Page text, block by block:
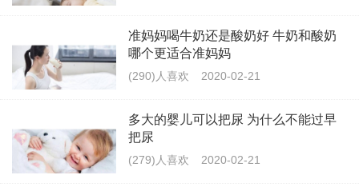
准妈妈喝牛奶还是酸奶好 牛奶和酸奶
哪个更适合准妈妈
(290)人喜欢 2020-02-21
多大的婴儿可以把尿 为什么不能过早
把尿
(279)人喜欢 2020-02-21